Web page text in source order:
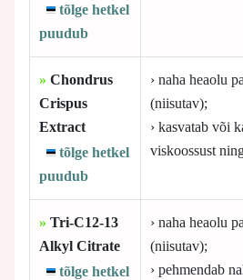
tõlge hetkel
puudub
» Chondrus
Crispus
Extract
tõlge hetkel
puudub
› naha heaolu
(niisutav);
› kasvatab või
viskoossust
» Tri-C12-13
Alkyl Citrate
tõlge hetkel
› naha heaolu
(niisutav);
› pehmendab